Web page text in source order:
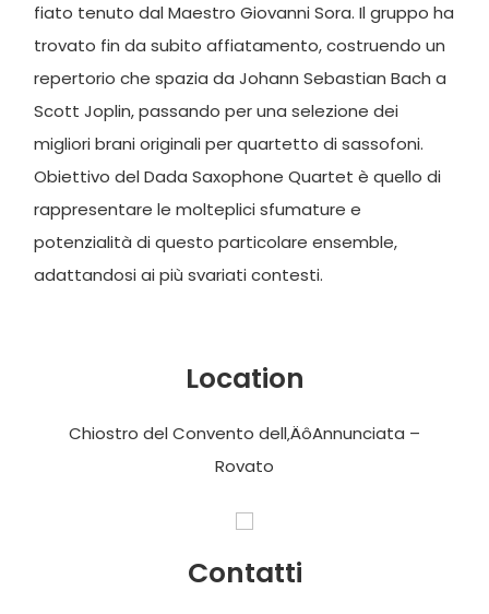
fiato tenuto dal Maestro Giovanni Sora. Il gruppo ha
trovato fin da subito affiatamento, costruendo un
repertorio che spazia da Johann Sebastian Bach a
Scott Joplin, passando per una selezione dei
migliori brani originali per quartetto di sassofoni.
Obiettivo del Dada Saxophone Quartet è quello di
rappresentare le molteplici sfumature e
potenzialità di questo particolare ensemble,
adattandosi ai più svariati contesti.
Location
Chiostro del Convento dell‚ÄôAnnunciata –
Rovato
Contatti